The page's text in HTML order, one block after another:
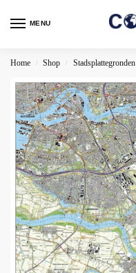
MENU
Home / Shop / Stadsplattegronden